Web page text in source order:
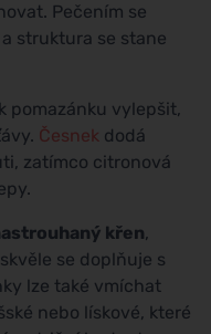
Pečením se
a struktura se stane
pomazánku vylepšit,
Česnek dodá
zatímco citronová
křen,
se doplňuje s
lze také vmíchat
nebo lískové, které